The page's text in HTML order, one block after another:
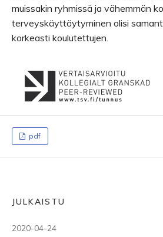
muissakin ryhmissä ja vähemmän
terveyskäyttäytyminen olisi
korkeasti koulutettujen.
pdf
JULKAISTU
2020-04-24